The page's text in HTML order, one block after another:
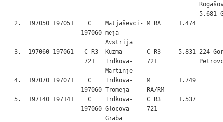
5.681
  2.  197050 197051    C    Matjaševci- M RA     1.474
                     197060 meja
                            Avstrija
3.  197060 197061   C R3  Kuzma-      C R3     5.831 224
721   Trdkova-    721
                            Martinje
  4.  197070 197071    C    Trdkova-    M        1.749
                     197060 Tromeja     RA/RM
  5.  197140 197141    C    Trdkova-    C R3     1.537
                     197060 Glocova     721
                            Graba